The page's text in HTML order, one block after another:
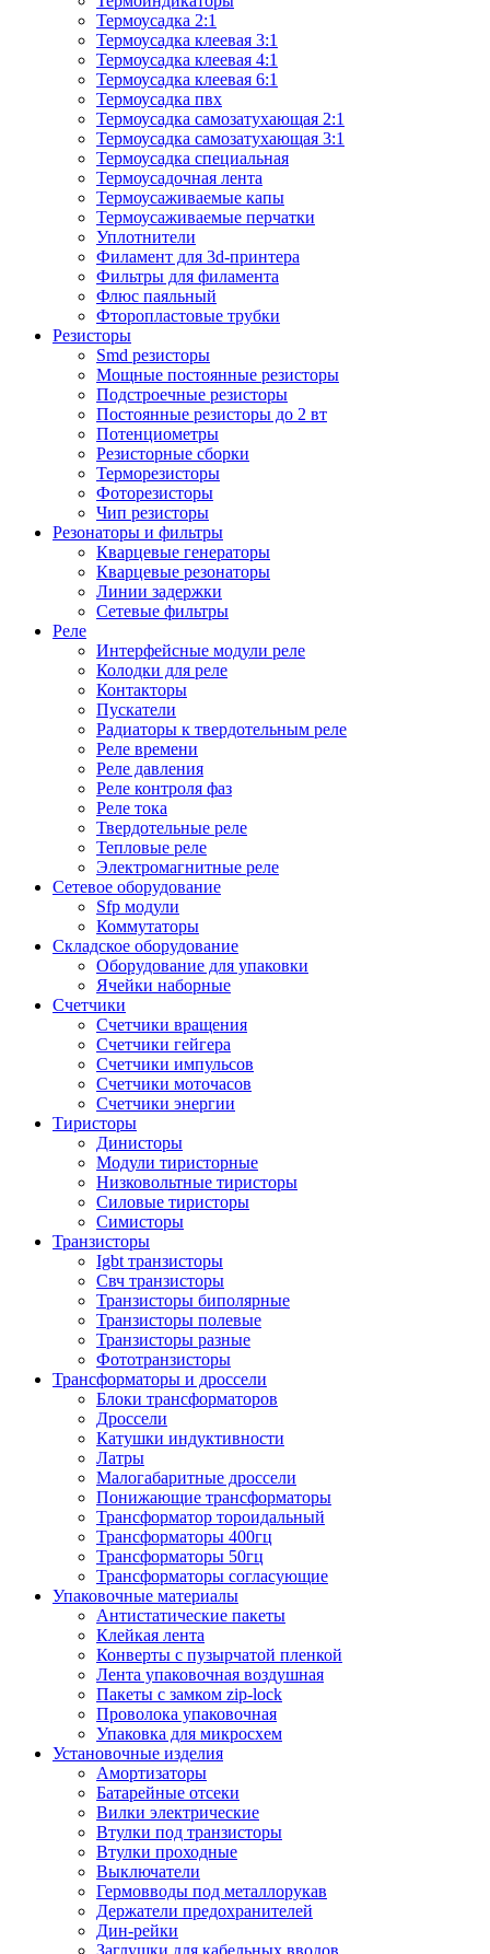
Термоусадка 2:1
Термоусадка клеевая 3:1
Термоусадка клеевая 4:1
Термоусадка клеевая 6:1
Термоусадка пвх
Термоусадка самозатухающая 2:1
Термоусадка самозатухающая 3:1
Термоусадка специальная
Термоусадочная лента
Термоусаживаемые капы
Термоусаживаемые перчатки
Уплотнители
Филамент для 3d-принтера
Фильтры для филамента
Флюс паяльный
Фторопластовые трубки
Резисторы
Smd резисторы
Мощные постоянные резисторы
Подстроечные резисторы
Постоянные резисторы до 2 вт
Потенциометры
Резисторные сборки
Терморезисторы
Фоторезисторы
Чип резисторы
Резонаторы и фильтры
Кварцевые генераторы
Кварцевые резонаторы
Линии задержки
Сетевые фильтры
Реле
Интерфейсные модули реле
Колодки для реле
Контакторы
Пускатели
Радиаторы к твердотельным реле
Реле времени
Реле давления
Реле контроля фаз
Реле тока
Твердотельные реле
Тепловые реле
Электромагнитные реле
Сетевое оборудование
Sfp модули
Коммутаторы
Складское оборудование
Оборудование для упаковки
Ячейки наборные
Счетчики
Счетчики вращения
Счетчики гейгера
Счетчики импульсов
Счетчики моточасов
Счетчики энергии
Тиристоры
Динисторы
Модули тиристорные
Низковольтные тиристоры
Силовые тиристоры
Симисторы
Транзисторы
Igbt транзисторы
Свч транзисторы
Транзисторы биполярные
Транзисторы полевые
Транзисторы разные
Фототранзисторы
Трансформаторы и дроссели
Блоки трансформаторов
Дроссели
Катушки индуктивности
Латры
Малогабаритные дроссели
Понижающие трансформаторы
Трансформатор тороидальный
Трансформаторы 400гц
Трансформаторы 50гц
Трансформаторы согласующие
Упаковочные материалы
Антистатические пакеты
Клейкая лента
Конверты с пузырчатой пленкой
Лента упаковочная воздушная
Пакеты с замком zip-lock
Проволока упаковочная
Упаковка для микросхем
Установочные изделия
Амортизаторы
Батарейные отсеки
Вилки электрические
Втулки под транзисторы
Втулки проходные
Выключатели
Гермовводы под металлорукав
Держатели предохранителей
Дин-рейки
Заглушки для кабельных вводов